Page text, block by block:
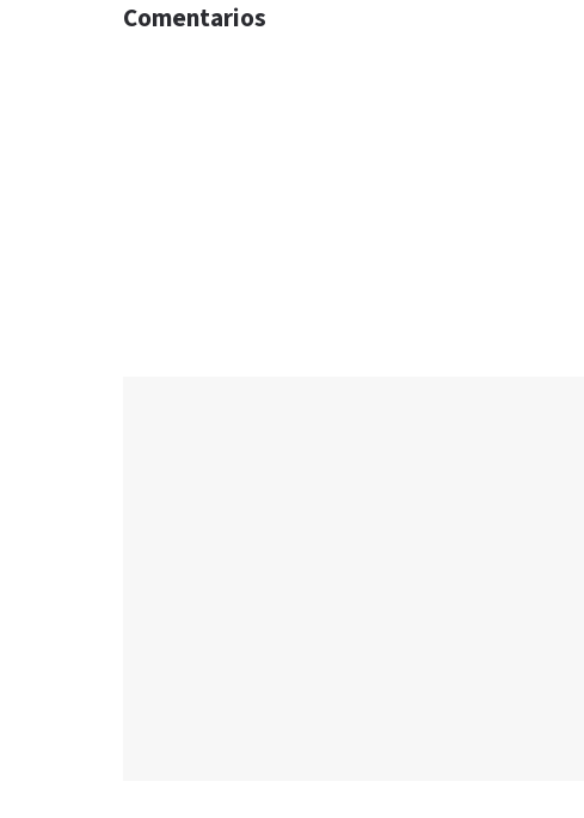
Comentarios